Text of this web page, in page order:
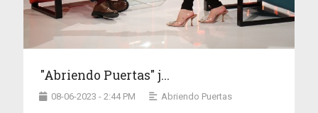
"Abriendo Puertas" j...
08-06-2023 - 2:44 PM Abriendo Puertas